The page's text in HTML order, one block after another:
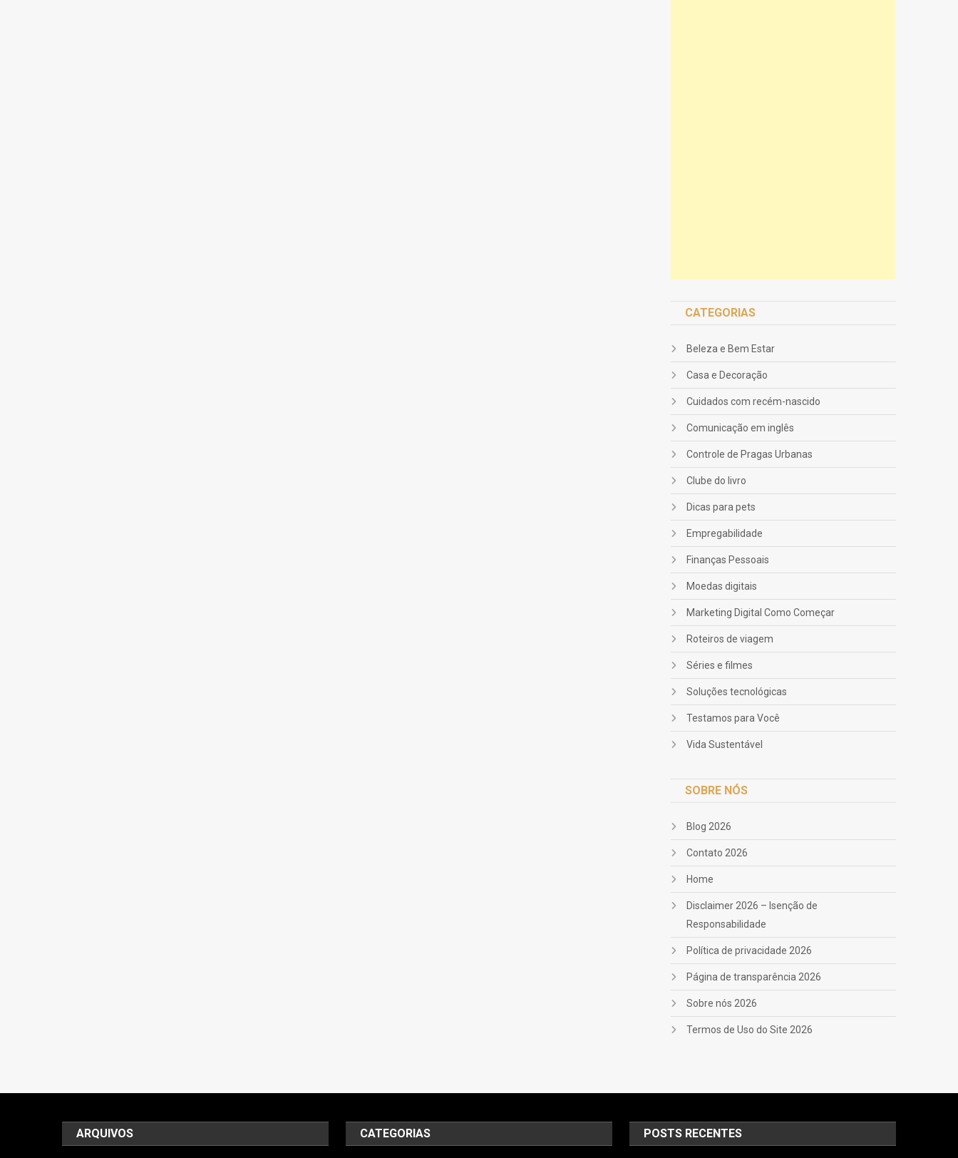
CATEGORIAS
Beleza e Bem Estar
Casa e Decoração
Cuidados com recém-nascido
Comunicação em inglês
Controle de Pragas Urbanas
Clube do livro
Dicas para pets
Empregabilidade
Finanças Pessoais
Moedas digitais
Marketing Digital Como Começar
Roteiros de viagem
Séries e filmes
Soluções tecnológicas
Testamos para Você
Vida Sustentável
SOBRE NÓS
Blog 2026
Contato 2026
Home
Disclaimer 2026 – Isenção de
Responsabilidade
Política de privacidade 2026
Página de transparência 2026
Sobre nós 2026
Termos de Uso do Site 2026
ARQUIVOS CATEGORIAS POSTS RECENTES